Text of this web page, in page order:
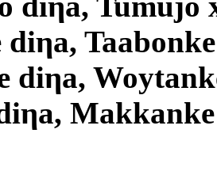
diηa,
diηa,